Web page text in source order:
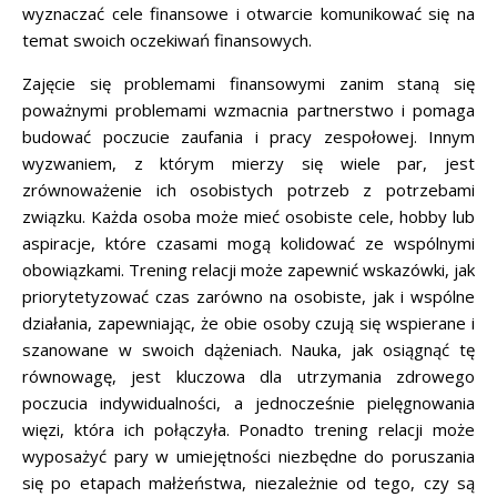
wyznaczać cele finansowe i otwarcie komunikować się na
temat swoich oczekiwań finansowych.
Zajęcie się problemami finansowymi zanim staną się
poważnymi problemami wzmacnia partnerstwo i pomaga
budować poczucie zaufania i pracy zespołowej. Innym
wyzwaniem, z którym mierzy się wiele par, jest
zrównoważenie ich osobistych potrzeb z potrzebami
związku. Każda osoba może mieć osobiste cele, hobby lub
aspiracje, które czasami mogą kolidować ze wspólnymi
obowiązkami. Trening relacji może zapewnić wskazówki, jak
priorytetyzować czas zarówno na osobiste, jak i wspólne
działania, zapewniając, że obie osoby czują się wspierane i
szanowane w swoich dążeniach. Nauka, jak osiągnąć tę
równowagę, jest kluczowa dla utrzymania zdrowego
poczucia indywidualności, a jednocześnie pielęgnowania
więzi, która ich połączyła. Ponadto trening relacji może
wyposażyć pary w umiejętności niezbędne do poruszania
się po etapach małżeństwa, niezależnie od tego, czy są